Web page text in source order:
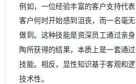
例如，一位经验丰富的客户支持代
客户何时开始感到沮丧，而一名毫
做到。这种技能是资深员工通过亲
陶所获得的结果，本质上是一套通
技能。相反，显性知识基于客观和
技术性。